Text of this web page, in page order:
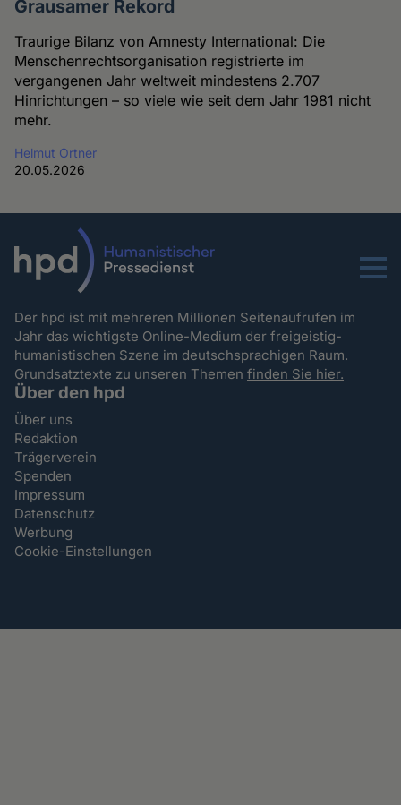
Grausamer Rekord
Traurige Bilanz von Amnesty International: Die
Menschenrechtsorganisation registrierte im
vergangenen Jahr weltweit mindestens 2.707
Hinrichtungen – so viele wie seit dem Jahr 1981 nicht
mehr.
Helmut Ortner
20.05.2026
Menu
Der hpd ist mit mehreren Millionen Seitenaufrufen im
Jahr das wichtigste Online-Medium der freigeistig-
humanistischen Szene im deutschsprachigen Raum.
Grundsatztexte zu unseren Themenfinden Sie hier.
Über den hpd
Über uns
Redaktion
Trägerverein
Spenden
Impressum
Datenschutz
Werbung
Cookie-Einstellungen